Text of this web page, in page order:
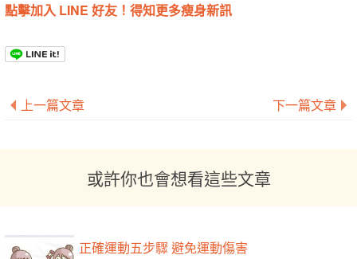
點擊加入 LINE 好友！得知更多瘦身新訊
上一篇文章 下一篇文章
或許你也會想看這些文章
正確運動五步驟 避免運動傷害